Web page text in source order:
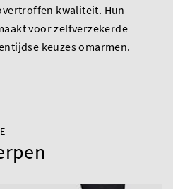
kwaliteit. Hun
voor zelfverzekerde
keuzes omarmen.